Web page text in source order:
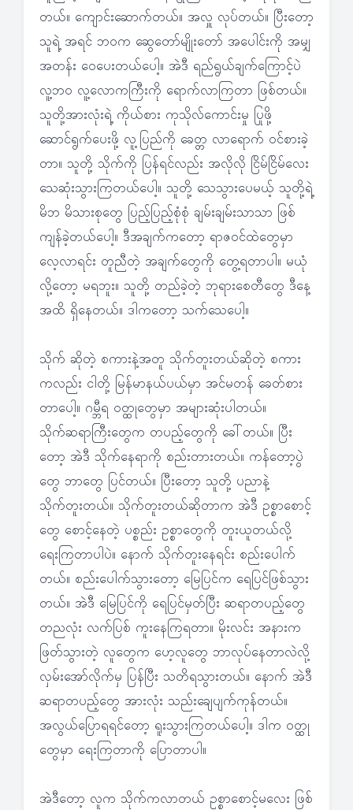
တယ်။ ကျောင်းဆောက်တယ်။ အလှူ လုပ်တယ်။ ပြီးတော့
သူရဲ့ အရင် ဘဝက ဆွေတော်မျိုးတော် အပေါင်းကို အမျှ
အတန်း ဝေပေးတယ်ပေါ့။ အဲဒီ ရည်ရွယ်ချက်ကြောင့်ပဲ
လူ့ဘ၀ လူ့လောကကြီးကို ရောက်လာကြတာ ဖြစ်တယ်။
သူတို့အားလုံးရဲ့ ကိုယ်စား ကုသိုလ်ကောင်းမှု ပြုဖို့
ဆောင်ရွက်ပေးဖို့ လူ့ပြည်ကို ခေတ္တ လာရောက် ဝင်စားခဲ့
တာ။ သူတို့ သိုက်ကို ပြန်ရင်လည်း အလိုလို ငြိမ်ငြိမ်လေး
သေဆုံးသွားကြတယ်ပေါ့။ သူတို့ သေသွားပေမယ့် သူတို့ရဲ့
မိဘ မိသားစုတွေ ပြည့်ပြည့်စုံစုံ ချမ်းချမ်းသာသာ ဖြစ်
ကျန်ခဲ့တယ်ပေါ့။ ဒီအချက်ကတော့ ရာဇဝင်ထဲတွေမှာ
လေ့လာရင်း တူညီတဲ့ အချက်တွေကို တွေ့ရတာပါ။ မယုံ
လို့တော့ မရဘူး။ သူတို့ တည်ခဲ့တဲ့ ဘုရားစေတီတွေ ဒီနေ့
အထိ ရှိနေတယ်။ ဒါကတော့ သက်သေပေါ့။
သိုက် ဆိုတဲ့ စကားနဲ့အတူ သိုက်တူးတယ်ဆိုတဲ့ စကား
ကလည်း ငါတို့ မြန်မာနယ်ပယ်မှာ အင်မတန် ခေတ်စား
တာပေါ့။ ဂမ္ဘီရ ဝတ္ထုတွေမှာ အများဆုံးပါတယ်။
သိုက်ဆရာကြီးတွေက တပည့်တွေကို ခေါ်တယ်။ ပြီး
တော့ အဲဒီ သိုက်နေရာကို စည်းတားတယ်။ ကန်တော့ပွဲ
တွေ ဘာတွေ ပြင်တယ်။ ပြီးတော့ သူတို့ ပညာနဲ့
သိုက်တူးတယ်။ သိုက်တူးတယ်ဆိုတာက အဲဒီ ဥစ္စာစောင့်
တွေ စောင့်နေတဲ့ ပစ္စည်း ဥစ္စာတွေကို တူးယူတယ်လို့
ရေးကြတာပါပဲ။ နောက် သိုက်တူးနေရင်း စည်းပေါက်
တယ်။ စည်းပေါက်သွားတော့ မြေပြင်က ရေပြင်ဖြစ်သွား
တယ်။ အဲဒီ မြေပြင်ကို ရေပြင်မှတ်ပြီး ဆရာတပည့်တွေ
တညလုံး လက်ပြစ် ကူးနေကြရတာ။ မိုးလင်း အနားက
ဖြတ်သွားတဲ့ လူတွေက ဟေ့လူတွေ ဘာလုပ်နေတာလဲလို့
လှမ်းအော်လိုက်မှ ပြန်ပြီး သတိရသွားတယ်။ နောက် အဲဒီ
ဆရာတပည့်တွေ အားလုံး သည်းချေပျက်ကုန်တယ်။
အလွယ်ပြောရရင်တော့ ရူးသွားကြတယ်ပေါ့။ ဒါက ဝတ္ထု
တွေမှာ ရေးကြတာကို ပြောတာပါ။
အဲဒီတော့ လူက သိုက်ကလာတယ် ဥစ္စာစောင့်မလေး ဖြစ်